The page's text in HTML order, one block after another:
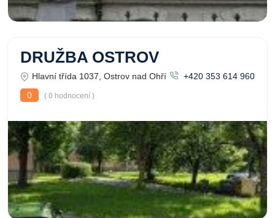
DRUŽBA OSTROV
Hlavní třída 1037, Ostrov nad Ohří
+420 353 614 960
0
( 0 hodnocení )